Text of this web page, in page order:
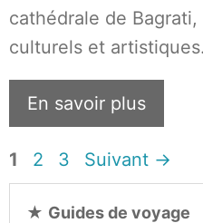
cathédrale de
culturels et
En savoir plus
Page
1 Page
2 Page
3 Suivant →
★ Guides de voyage